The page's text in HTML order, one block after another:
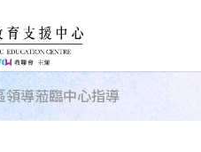
領導蒞臨中心指導